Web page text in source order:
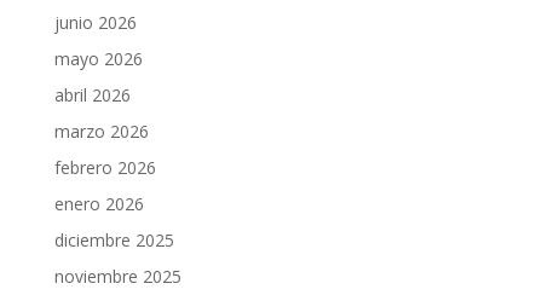
junio 2026
mayo 2026
abril 2026
marzo 2026
febrero 2026
enero 2026
diciembre 2025
noviembre 2025